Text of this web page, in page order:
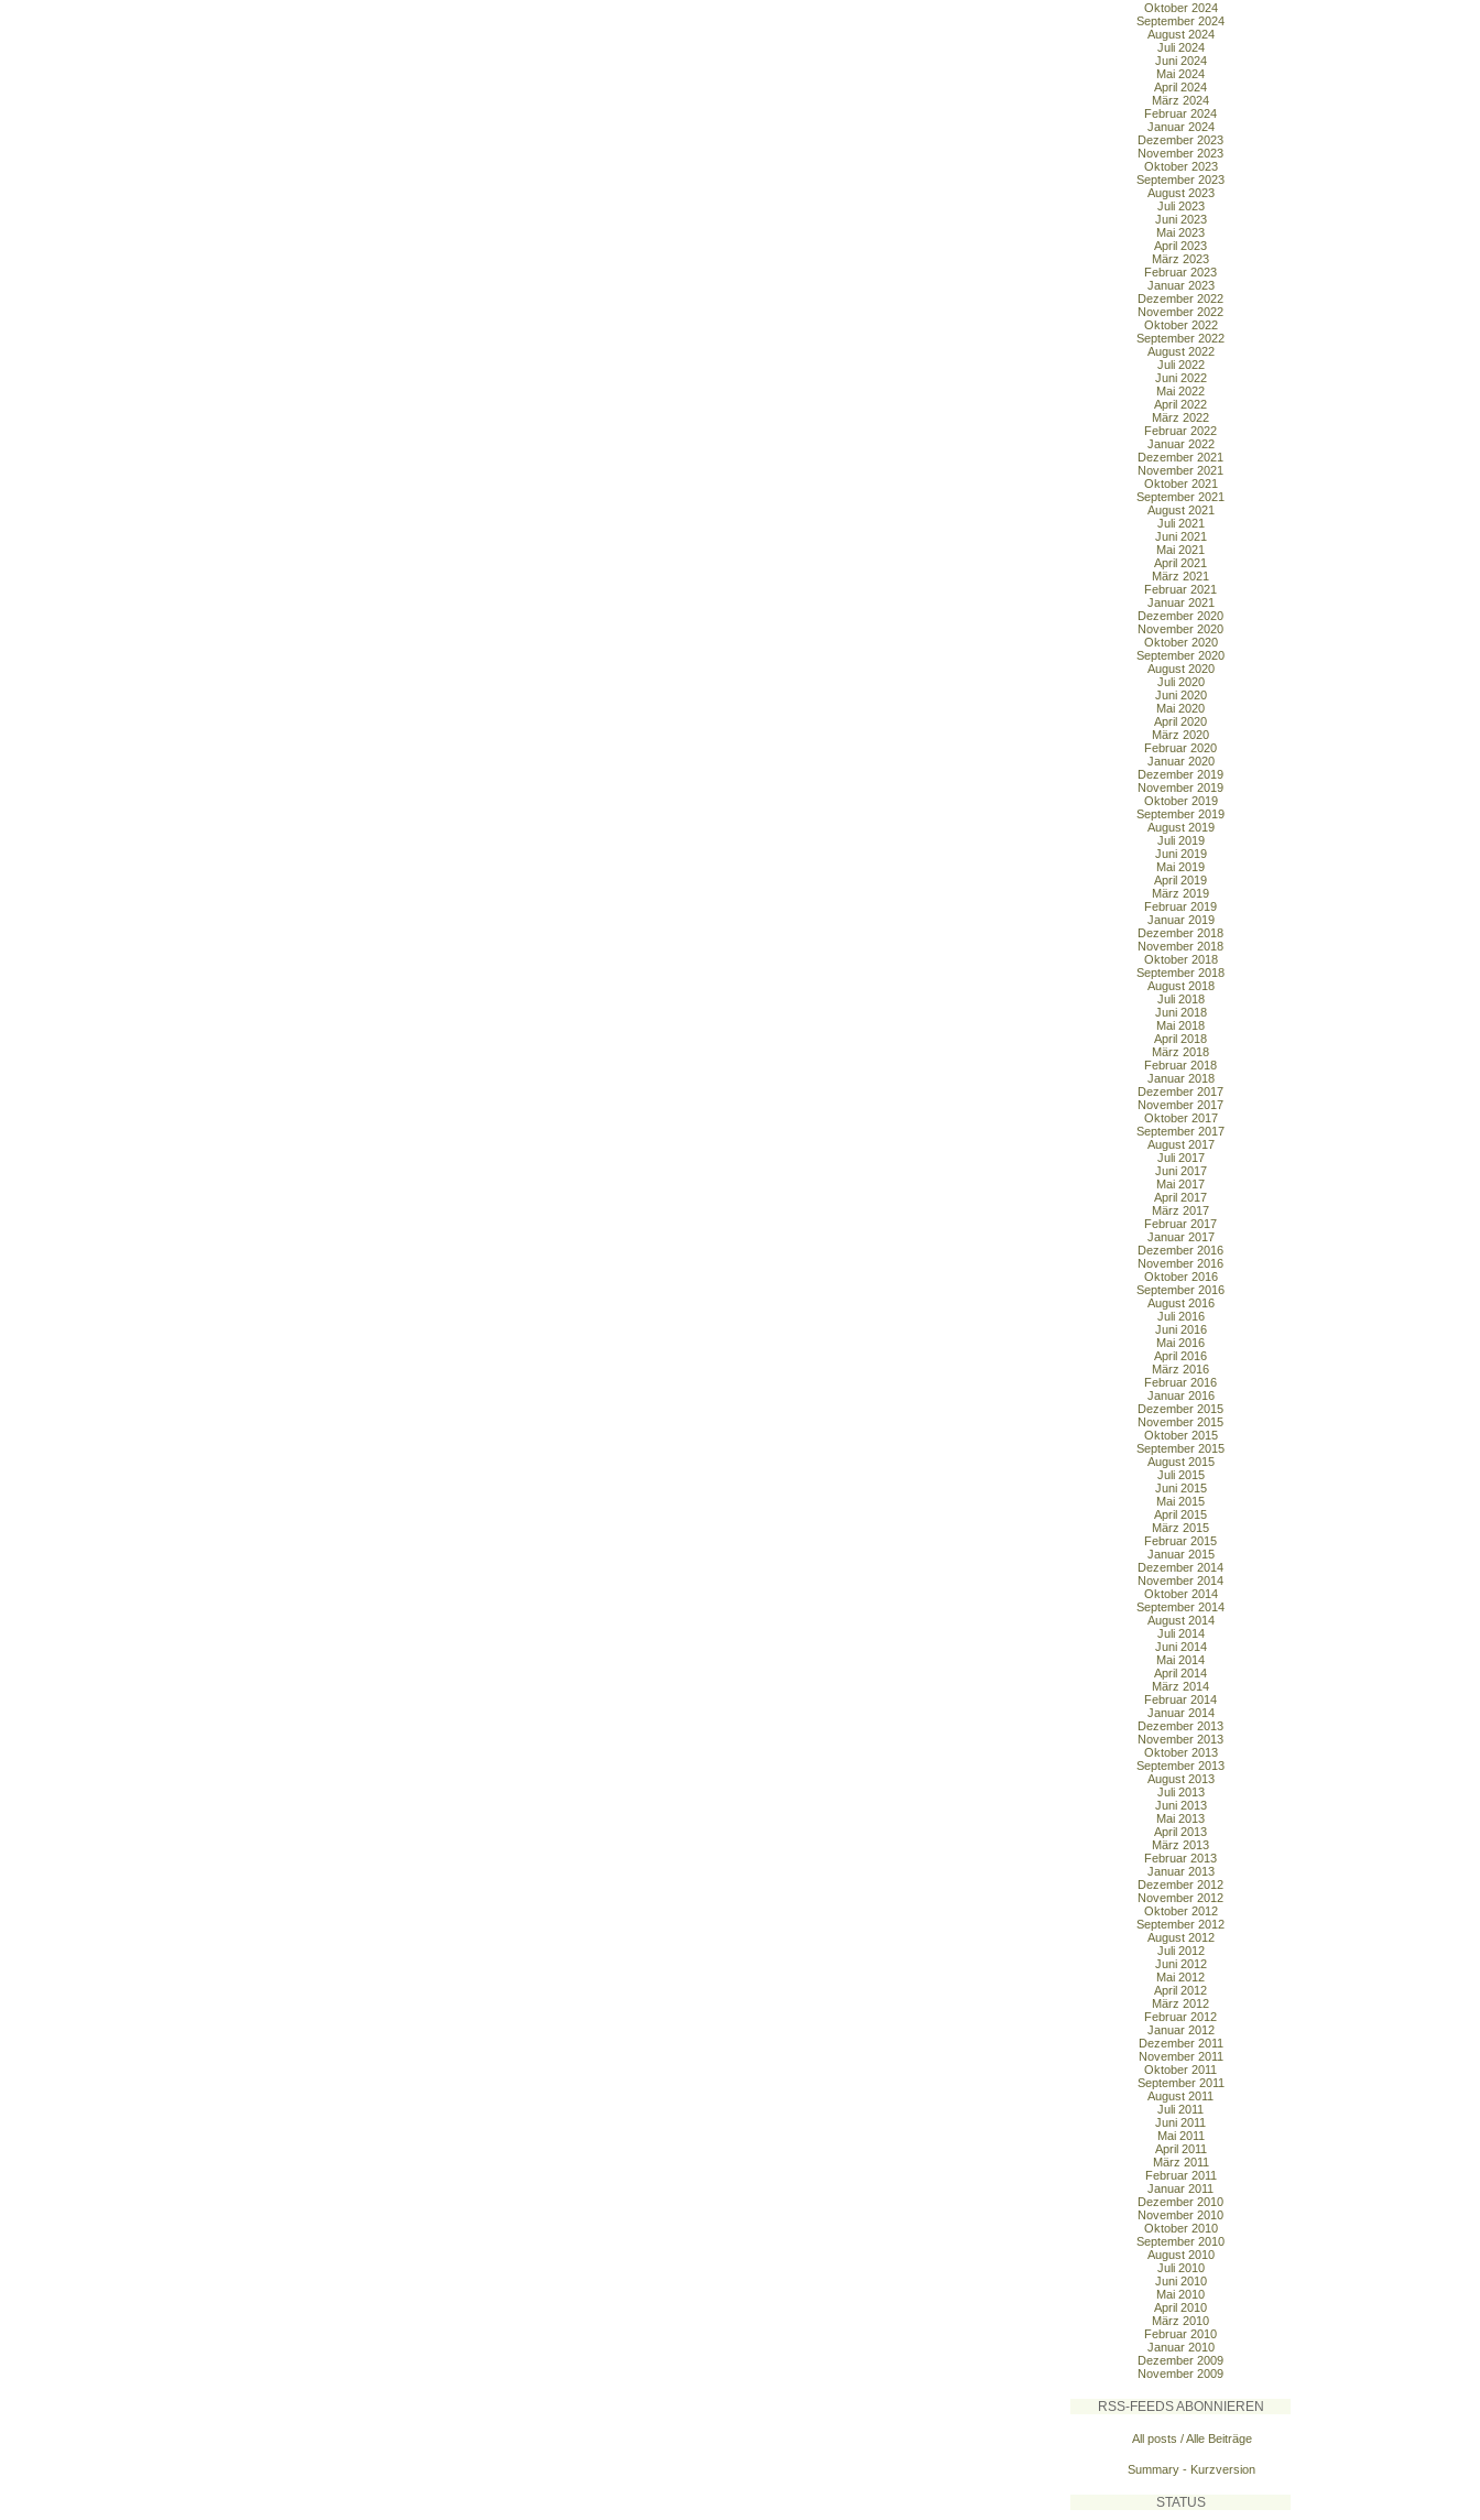
Oktober 2024
September 2024
August 2024
Juli 2024
Juni 2024
Mai 2024
April 2024
März 2024
Februar 2024
Januar 2024
Dezember 2023
November 2023
Oktober 2023
September 2023
August 2023
Juli 2023
Juni 2023
Mai 2023
April 2023
März 2023
Februar 2023
Januar 2023
Dezember 2022
November 2022
Oktober 2022
September 2022
August 2022
Juli 2022
Juni 2022
Mai 2022
April 2022
März 2022
Februar 2022
Januar 2022
Dezember 2021
November 2021
Oktober 2021
September 2021
August 2021
Juli 2021
Juni 2021
Mai 2021
April 2021
März 2021
Februar 2021
Januar 2021
Dezember 2020
November 2020
Oktober 2020
September 2020
August 2020
Juli 2020
Juni 2020
Mai 2020
April 2020
März 2020
Februar 2020
Januar 2020
Dezember 2019
November 2019
Oktober 2019
September 2019
August 2019
Juli 2019
Juni 2019
Mai 2019
April 2019
März 2019
Februar 2019
Januar 2019
Dezember 2018
November 2018
Oktober 2018
September 2018
August 2018
Juli 2018
Juni 2018
Mai 2018
April 2018
März 2018
Februar 2018
Januar 2018
Dezember 2017
November 2017
Oktober 2017
September 2017
August 2017
Juli 2017
Juni 2017
Mai 2017
April 2017
März 2017
Februar 2017
Januar 2017
Dezember 2016
November 2016
Oktober 2016
September 2016
August 2016
Juli 2016
Juni 2016
Mai 2016
April 2016
März 2016
Februar 2016
Januar 2016
Dezember 2015
November 2015
Oktober 2015
September 2015
August 2015
Juli 2015
Juni 2015
Mai 2015
April 2015
März 2015
Februar 2015
Januar 2015
Dezember 2014
November 2014
Oktober 2014
September 2014
August 2014
Juli 2014
Juni 2014
Mai 2014
April 2014
März 2014
Februar 2014
Januar 2014
Dezember 2013
November 2013
Oktober 2013
September 2013
August 2013
Juli 2013
Juni 2013
Mai 2013
April 2013
März 2013
Februar 2013
Januar 2013
Dezember 2012
November 2012
Oktober 2012
September 2012
August 2012
Juli 2012
Juni 2012
Mai 2012
April 2012
März 2012
Februar 2012
Januar 2012
Dezember 2011
November 2011
Oktober 2011
September 2011
August 2011
Juli 2011
Juni 2011
Mai 2011
April 2011
März 2011
Februar 2011
Januar 2011
Dezember 2010
November 2010
Oktober 2010
September 2010
August 2010
Juli 2010
Juni 2010
Mai 2010
April 2010
März 2010
Februar 2010
Januar 2010
Dezember 2009
November 2009
RSS-FEEDS ABONNIEREN
All posts / Alle Beiträge
Summary - Kurzversion
STATUS